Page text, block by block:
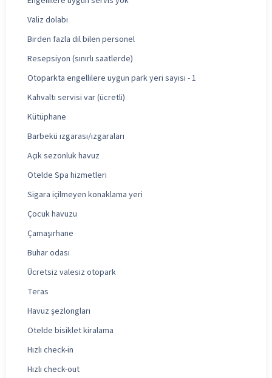
Valiz dolabı
Birden fazla dil bilen personel
Resepsiyon (sınırlı saatlerde)
Otoparkta engellilere uygun park yeri sayısı - 1
Kahvaltı servisi var (ücretli)
Kütüphane
Barbekü ızgarası/ızgaraları
Açık sezonluk havuz
Otelde Spa hizmetleri
Sigara içilmeyen konaklama yeri
Çocuk havuzu
Çamaşırhane
Buhar odası
Ücretsiz valesiz otopark
Teras
Havuz şezlongları
Otelde bisiklet kiralama
Hızlı check-in
Hızlı check-out